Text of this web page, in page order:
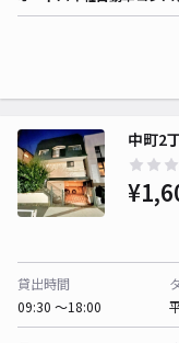
中町2
貸出時間
09:30 〜18:00